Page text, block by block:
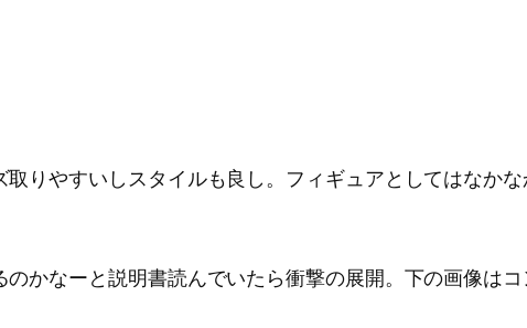
りやすいしスタイルも良し。フィギュアとしてはなかな
かなーと説明書読んでいたら衝撃の展開。下の画像はコ